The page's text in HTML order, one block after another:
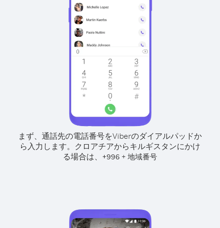
まず、通話先の電話番号をViberのダイアルパッドか
ら入力します。 クロアチアからキルギスタンにかけ
る場合は、 +996 + 地域番号